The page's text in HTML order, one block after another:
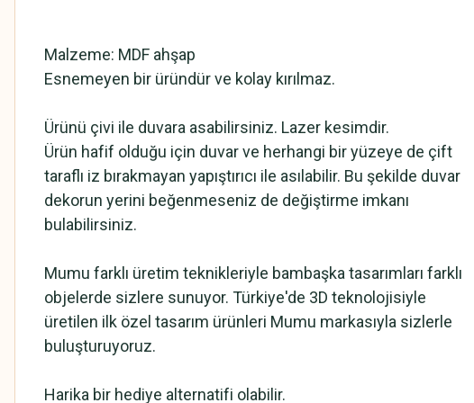
Malzeme: MDF ahşap
Esnemeyen bir üründür ve kolay kırılmaz.
Ürünü çivi ile duvara asabilirsiniz. Lazer kesimdir.
Ürün hafif olduğu için duvar ve herhangi bir yüzeye de çift
taraflı iz bırakmayan yapıştırıcı ile asılabilir. Bu şekilde duvar
dekorun yerini beğenmeseniz de değiştirme imkanı
bulabilirsiniz.
Mumu farklı üretim teknikleriyle bambaşka tasarımları farklı
objelerde sizlere sunuyor. Türkiye'de 3D teknolojisiyle
üretilen ilk özel tasarım ürünleri Mumu markasıyla sizlerle
buluşturuyoruz.
Harika bir hediye alternatifi olabilir.